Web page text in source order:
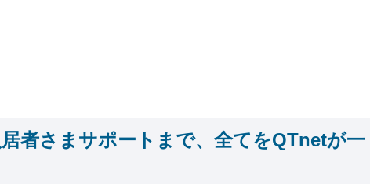
者さまサポートまで、全てをQTnetが一